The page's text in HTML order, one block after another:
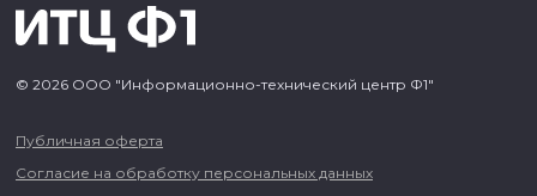
© 2026 ООО "Информационно-технический центр Ф1"
Публичная оферта
Согласие на обработку персональных данных